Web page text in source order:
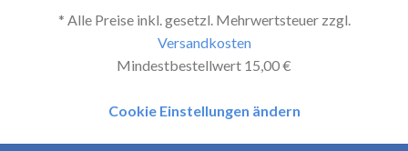
* Alle Preise inkl. gesetzl. Mehrwertsteuer zzgl.
Versandkosten
Mindestbestellwert 15,00 €
Cookie Einstellungen ändern